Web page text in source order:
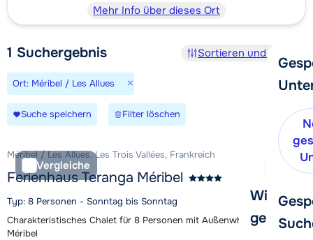
Wir
gerne
Mehr Info über dieses Ort
1 Suchergebnis Sortieren und Filtern
Ort: Méribel / Les Allues ×
Suche speichern Filter löschen
Vergleiche
Méribel / Les Allues, Les Trois Vallées, Frankreich
Ferienhaus Teranga Méribel
Typ: 8 Personen - Sonntag bis Sonntag
Charakteristisches Chalet für 8 Personen mit Außenwhirlpool in
Méribel